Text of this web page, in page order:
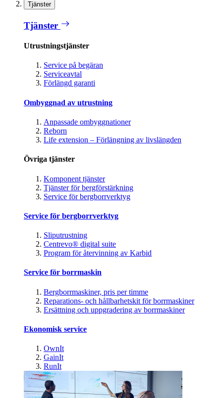
Tjänster
Tjänster
Utrustningstjänster
Service på begäran
Serviceavtal
Förlängd garanti
Ombyggnad av utrustning
Anpassade ombyggnationer
Reborn
Life extension – Förlängning av livslängden
Övriga tjänster
Komponent tjänster
Tjänster för bergförstärkning
Service för bergborrverktyg
Service för bergborrverktyg
Sliputrustning
Centrevo® digital suite
Program för återvinning av Karbid
Service för borrmaskin
Bergborrmaskiner, pris per timme
Reparations- och hållbarhetskit för borrmaskiner
Ersättning och uppgradering av borrmaskiner
Ekonomisk service
OwnIt
GainIt
RunIt